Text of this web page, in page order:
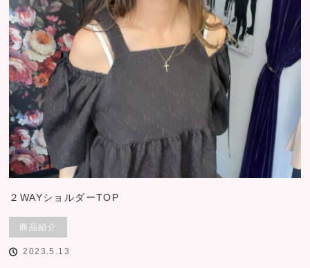
２WAYショルダーTOP
商品紹介
2023.5.13